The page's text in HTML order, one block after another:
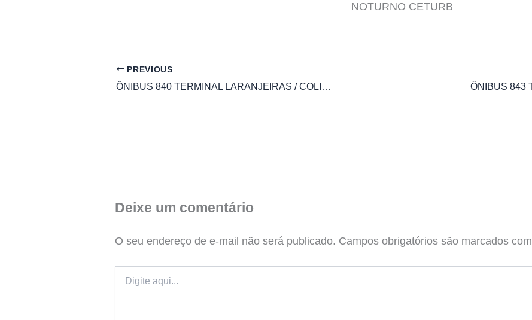
NOTURNO CETURB
PREVIOUS
ÔNIBUS 840 TERMINAL LARANJEIRAS / COLINA DO CAMPO VIA TREVO DE MARINGÁ
Deixe um comentário
O seu endereço de e-mail não será publicado. Campos obrigatórios são marcados com
aqui...